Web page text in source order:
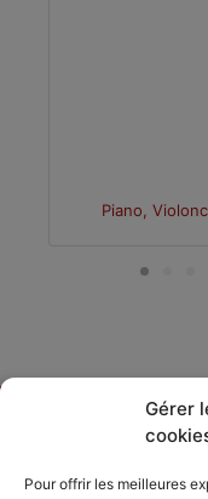
Gérer
Pour offrir les meilleures
Piano,